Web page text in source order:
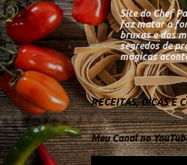
Site do Chef
faz matar a
bruxas e dos
segredos de
mágicas
RECEITAS, DICAS E
Meu Canal no